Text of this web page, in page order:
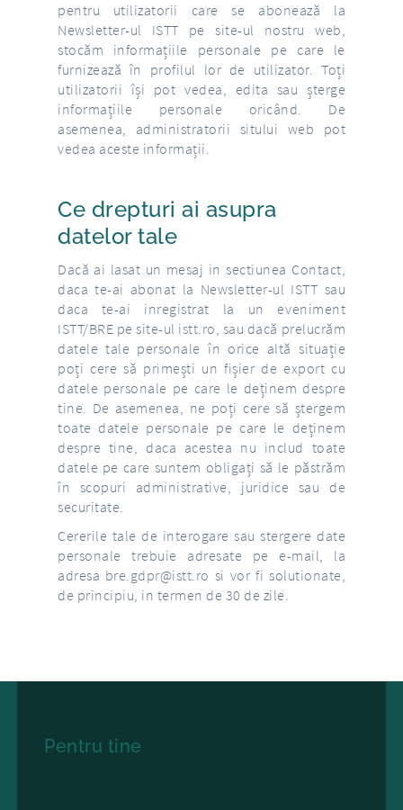
pentru utilizatorii care se abonează la
Newsletter-ul ISTT pe site-ul nostru web,
stocăm informațiile personale pe care le
furnizează în profilul lor de utilizator. Toți
utilizatorii își pot vedea, edita sau șterge
informațiile personale oricând. De
asemenea, administratorii sitului web pot
vedea aceste informații.
Ce drepturi ai asupra
datelor tale
Dacă ai lasat un mesaj in sectiunea Contact,
daca te-ai abonat la Newsletter-ul ISTT sau
daca te-ai inregistrat la un eveniment
ISTT/BRE pe site-ul istt.ro, sau dacă prelucrăm
datele tale personale în orice altă situație
poți cere să primești un fișier de export cu
datele personale pe care le deținem despre
tine. De asemenea, ne poți cere să ștergem
toate datele personale pe care le deținem
despre tine, daca acestea nu includ toate
datele pe care suntem obligați să le păstrăm
în scopuri administrative, juridice sau de
securitate.
Cererile tale de interogare sau stergere date
personale trebuie adresate pe e-mail, la
adresa bre.gdpr@istt.ro si vor fi solutionate,
de principiu, in termen de 30 de zile.
Pentru tine